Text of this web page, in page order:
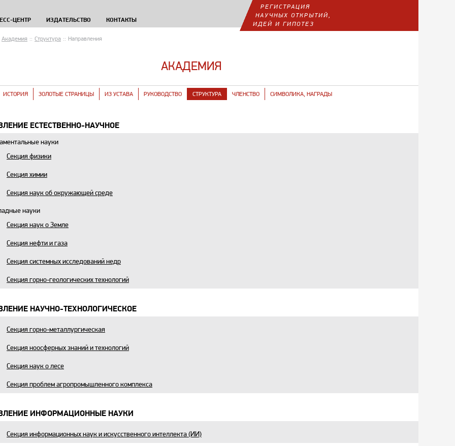
ЦЕНТР ИЗДАТЕЛЬСТВО КОНТАКТЫ
РЕГИСТРАЦИЯ
НАУЧНЫХ ОТКРЫТИЙ,
ИДЕЙ И ГИПОТЕЗ
Академия :: Структура :: Направления
АКАДЕМИЯ
ИСТОРИЯ ЗОЛОТЫЕ СТРАНИЦЫ ИЗ УСТАВА РУКОВОДСТВО СТРУКТУРА ЧЛЕНСТВО СИМВОЛИКА, НАГРАДЫ
ЕСТЕСТВЕННО-НАУЧНОЕ
науки
Секция физики
Секция химии
Секция наук об окружающей среде
науки
Секция наук о Земле
Секция нефти и газа
Секция системных исследований недр
Секция горно-геологических технологий
НАУЧНО-ТЕХНОЛОГИЧЕСКОЕ
Секция горно-металлургическая
Секция ноосферных знаний и технологий
Секция наук о лесе
Секция проблем агропромышленного комплекса
ИНФОРМАЦИОННЫЕ НАУКИ
Секция информационных наук и искусственного интеллекта (ИИ)